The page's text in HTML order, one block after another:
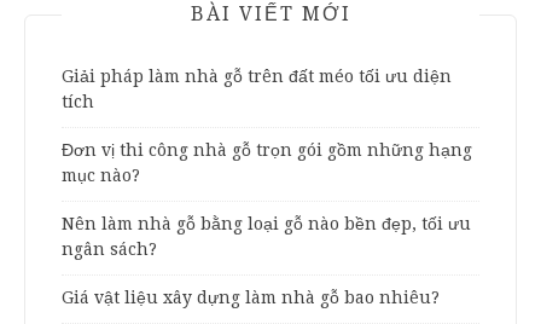
BÀI VIẾT MỚI
Giải pháp làm nhà gỗ trên đất méo tối ưu diện
tích
Đơn vị thi công nhà gỗ trọn gói gồm những hạng
mục nào?
Nên làm nhà gỗ bằng loại gỗ nào bền đẹp, tối ưu
ngân sách?
Giá vật liệu xây dựng làm nhà gỗ bao nhiêu?